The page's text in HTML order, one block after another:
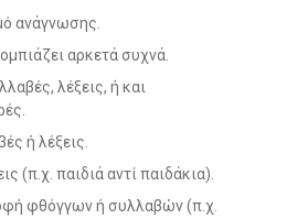
ανάγνωσης.
αρκετά συχνά.
λέξεις, ή και
ή λέξεις.
(π.χ. παιδιά αντί παιδάκια).
φθόγγων ή συλλαβών (π.χ.